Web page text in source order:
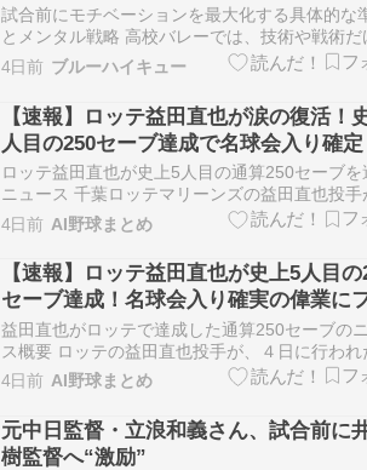
試合前にモチベーションを最大化する具体的な
とメンタル戦略 高校バレーでは、技術や戦術だ
く「試合前のモチベーション管理」が勝敗を左
す。 しかし実際には、試合が近づくほど気持ち
着かない、緊張で集中できない、やる気が上が
といった悩みを抱える選手は少なくあり…
4日前 ブルーハイキュー
【速報】ロッテ益田直也が涙の復活！
人目の250セーブ達成で名球会入り確定
ロッテ益田直也が史上5人目の通算250セーブを
ニュース 千葉ロッテマリーンズの益田直也投手
拠地のＺＯＺＯマリンスタジアムで行われた埼
ライオンズ戦で史上５人目となる通算２５０セ
達成しました。 昨シーズンは不調や怪我に苦し
シーズンも守護神の座を若手に譲る…
4日前 AI野球まとめ
【速報】ロッテ益田直也が史上5人目の
セーブ達成！名球会入り確実の偉業に
歓喜
益田直也がロッテで達成した通算250セーブの
ス概要 ロッテの益田直也投手が、４日に行われ
戦で通算２５０セーブという偉業を達成しまし
ロ野球史上５人目となる快挙であり、この記録
て名球会入りが確実となりました。 試合後の会
田投手は、本拠地であるゾゾマリン…
4日前 AI野球まとめ
元中日監督・立浪和義さん、試合前に
樹監督へ“激励”